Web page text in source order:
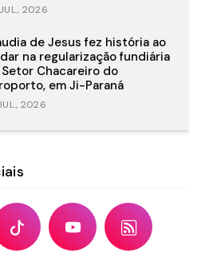
2026
de Jesus fez história ao
na regularização fundiária
Chacareiro do
em Ji-Paraná
2026